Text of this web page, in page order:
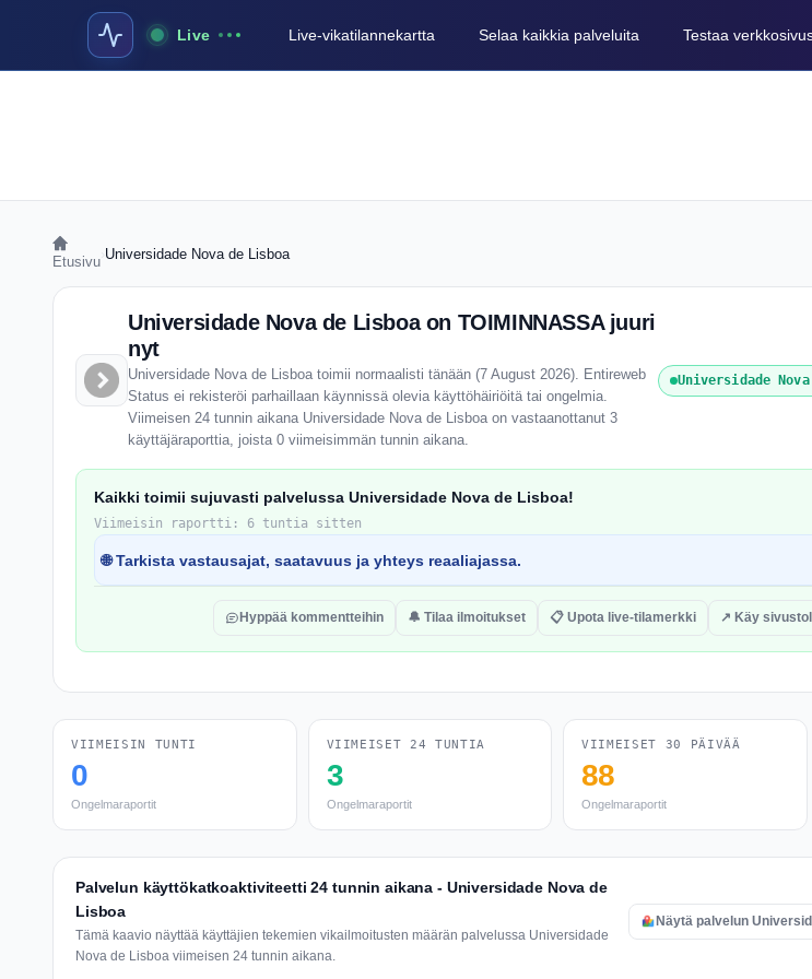
Live Live-vikatilannekartta Selaa kaikkia palveluita Testaa
Etusivu Universidade Nova de Lisboa
Universidade Nova de Lisboa on TOIMINNASSA juuri
nyt
Universidade Nova de Lisboa toimii normaalisti tänään (7 August 2026). Entireweb
Status ei rekisteröi parhaillaan käynnissä olevia käyttöhäiriöitä tai ongelmia.
Viimeisen 24 tunnin aikana Universidade Nova de Lisboa on vastaanottanut 3
käyttäjäraporttia, joista 0 viimeisimmän tunnin aikana.
Universidade
Kaikki toimii sujuvasti palvelussa Universidade Nova de Lisboa!
Viimeisin raportti: 6 tuntia sitten
🌐 Tarkista vastausajat, saatavuus ja yhteys reaaliajassa.
Hyppää kommentteihin 🔔 Tilaa ilmoitukset 📋 Upota live-tilamerkki ↗ Käy
VIIMEISIN TUNTI
0
Ongelmaraportit
VIIMEISET 24 TUNTIA
3
Ongelmaraportit
VIIMEISET 30 PÄIVÄÄ
88
Ongelmaraportit
Palvelun käyttökatkoaktiviteetti 24 tunnin aikana - Universidade Nova de
Lisboa
Tämä kaavio näyttää käyttäjien tekemien vikailmoitusten määrän palvelussa Universidade
Nova de Lisboa viimeisen 24 tunnin aikana.
Näytä palvelun